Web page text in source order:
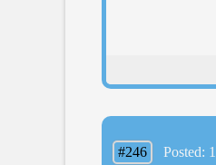
#246 Posted: